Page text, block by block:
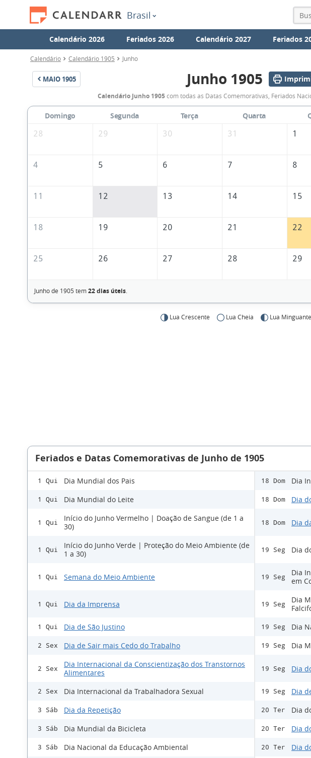
Brasil
Calendário 2026 Feriados 2026 Calendário 2027 Feriados
Calendário Calendário 1905 Junho
MAIO 1905
de
Junho
Junho 1905
Calendário Junho 1905com todas as Datas Comemorativas, Feriados
Domingo Segunda Terça Quarta
28
29 30 31 1
4 5 6 7 8
11 12 13 14 15
18 19 20 21 22
25 26 27 28 29
Junho de 1905 tem22 dias úteis.
Lua Crescente Lua Cheia Lua Minguante
Feriados e Datas Comemorativas de Junho de 1905
1 Qui Dia Mundial dos Pais
1 Qui Dia Mundial do Leite
1 Qui
Início do Junho Vermelho | Doação de Sangue (de 1 a
30)
1 Qui
Início do Junho Verde | Proteção do Meio Ambiente (de
1 a 30)
1 Qui Semana do Meio Ambiente
1 Qui Dia da Imprensa
1 Qui Dia de São Justino
2 Sex Dia de Sair mais Cedo do Trabalho
2 Sex
Dia Internacional da Conscientização dos Transtornos
Alimentares
2 Sex Dia Internacional da Trabalhadora Sexual
3 Sáb Dia da Repetição
3 Sáb Dia Mundial da Bicicleta
3 Sáb Dia Nacional da Educação Ambiental
18 Dom Dia
18 Dom Dia
18 Dom Dia
19 Seg Dia
19 Seg
Dia
em
19 Seg
Dia
19 Seg Dia
19 Seg Dia
19 Seg Dia
19 Seg Dia
20 Ter Dia
20 Ter Dia
20 Ter Dia